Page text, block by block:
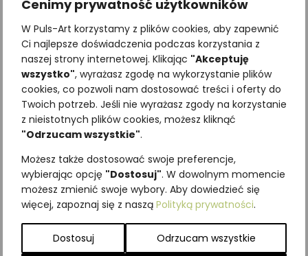
Cenimy prywatność użytkowników
W Puls-Art korzystamy z plików cookies, aby zapewnić
Ci najlepsze doświadczenia podczas korzystania z
naszej strony internetowej. Klikając "Akceptuję
wszystko", wyrażasz zgodę na wykorzystanie plików
cookies, co pozwoli nam dostosować treści i oferty do
Twoich potrzeb. Jeśli nie wyrażasz zgody na korzystanie
z nieistotnych plików cookies, możesz kliknąć
"Odrzucam wszystkie".
Możesz także dostosować swoje preferencje,
wybierając opcję "Dostosuj". W dowolnym momencie
możesz zmienić swoje wybory. Aby dowiedzieć się
więcej, zapoznaj się z naszą Polityką prywatności.
Dostosuj Odrzucam wszystkie
Najniższa cena z ostatnich 30
dni:
Kategorie:ILUSTRACJE
Pozostałe
Podobne produkty